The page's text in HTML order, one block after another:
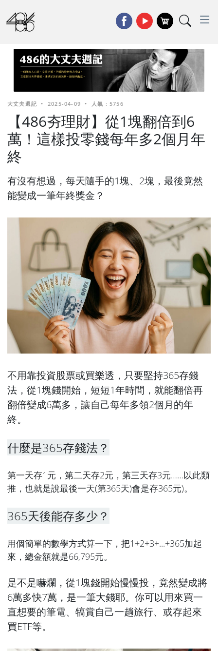
大丈夫週記 • 2025-04-09 • 人氣 : 5756
【486夯理財】從1塊翻倍到6
萬！這樣投零錢每年多2個月年
終
有沒有想過，每天隨手的1塊、2塊，最後竟然
能變成一筆年終獎金？
不用靠投資股票或買樂透，只要堅持365存錢
法，從1塊錢開始，短短1年時間，就能翻倍再
翻倍變成6萬多，讓自己每年多領2個月的年
終。
什麼是365存錢法？
第一天存1元，第二天存2元，第三天存3元……以此類
推，也就是說最後一天(第365天)會是存365元)。
365天後能存多少？
用個簡單的數學方式算一下，把1+2+3+...+365加起
來，總金額就是66,795元。
是不是嚇爛，從1塊錢開始慢慢投，竟然變成將
6萬多快7萬，是一筆大錢耶。你可以用來買一
直想要的筆電、犒賞自己一趟旅行、或存起來
買ETF等。